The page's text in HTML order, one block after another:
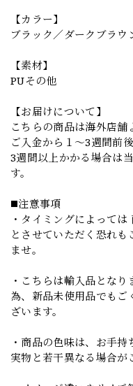
【カラー】
ブラック／ダークブラウ
【素材】
PUその他
【お届けについて】
こちらの商品は海外店舗
ご入金から１～3週間前
3週間以上かかる場合は
す。
◼️注意事項
・タイミングによって
とさせていただく恐れ
ませ。
・こちらは輸入品とな
為、新品未使用品でもご
ざいます。
・商品の色味は、お手
実物と若干異なる場合が